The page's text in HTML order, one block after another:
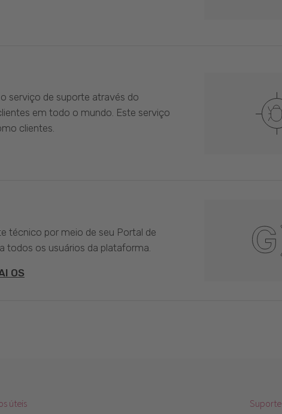
serviço de suporte através do
em todo o mundo. Este serviço
clientes.
técnico por meio de seu Portal de
todos os usuários da plataforma.
OS
úteis Suporte